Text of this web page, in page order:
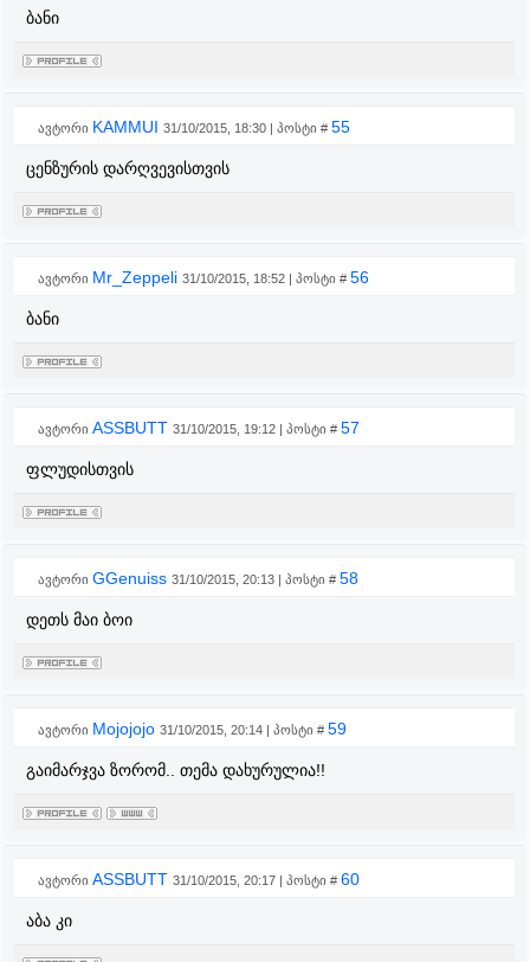
ბანი
ავტორი KAMMUI 31/10/2015, 18:30 | პოსტი # 55
ცენზურის დარღვევისთვის
ავტორი Mr_Zeppeli 31/10/2015, 18:52 | პოსტი # 56
ბანი
ავტორი ASSBUTT 31/10/2015, 19:12 | პოსტი # 57
ფლუდისთვის
ავტორი GGenuiss 31/10/2015, 20:13 | პოსტი # 58
დეთს მაი ბოი
ავტორი Mojojojo 31/10/2015, 20:14 | პოსტი # 59
გაიმარჯვა ზორომ.. თემა დახურულია!!
ავტორი ASSBUTT 31/10/2015, 20:17 | პოსტი # 60
აბა კი